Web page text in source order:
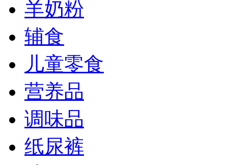
羊奶粉
辅食
儿童零食
营养品
调味品
纸尿裤